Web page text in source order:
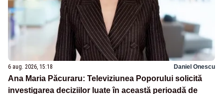
6 aug. 2026, 15:18 Daniel Onescu
Ana Maria Păcuraru: Televiziunea Poporului solicită
investigarea deciziilor luate în această perioadă de